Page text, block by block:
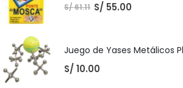
S/61.11 S/ 55.00
S/10.00